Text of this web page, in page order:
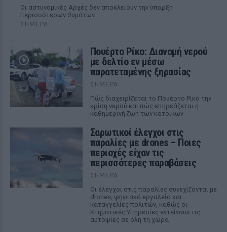
Οι αστυνομικές Αρχές δεν αποκλείουν την ύπαρξη
περισσότερων θυμάτων
ΣΉΜΕΡΑ
Πουέρτο Ρίκο: Διανομή νερού
με δελτίο εν μέσω
παρατεταμένης ξηρασίας
ΣΉΜΕΡΑ
Πώς διαχειρίζεται το Πουέρτο Ρίκο την
κρίση νερού και πώς επηρεάζεται η
καθημερινή ζωή των κατοίκων
Σαρωτικοί έλεγχοι στις
παραλίες με drones – Ποιες
περιοχές είχαν τις
περισσότερες παραβάσεις
ΣΉΜΕΡΑ
Οι έλεγχοι στις παραλίες συνεχίζονται με
drones, ψηφιακά εργαλεία και
καταγγελίες πολιτών, καθώς οι
Κτηματικές Υπηρεσίες εντείνουν τις
αυτοψίες σε όλη τη χώρα